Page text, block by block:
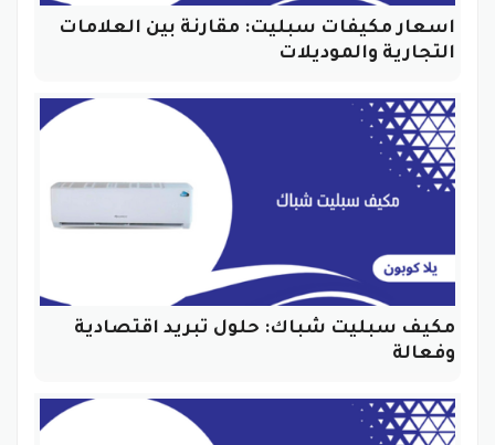
اسعار مكيفات سبليت: مقارنة بين العلامات
التجارية والموديلات
مكيف سبليت شباك: حلول تبريد اقتصادية
وفعالة